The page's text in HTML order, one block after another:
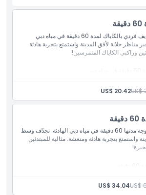
انطلق في مغامرة تجديف فردي بالكاياك لمدة 60 دقيقة في مياه دبي
مناظر خلابة لأفق المدينة واستمتع بتجربة هادئة
وراكبي الكاياك المتمرسين!
إطلالات على أفق المدينة
الكاياك المتمرسين
US$
US$ 20.42
ابدأ مغامرة كاياك مزدوجة مدتها 60 دقيقة في مياه دبي الهادئة. تجدّف وسط
واستمتع بتجربة هادئة ومنعشة. مثالية للمبتدئين
إطلالات على أفق دبي
الكاياك ذوي الخبرة
US$
US$ 34.04